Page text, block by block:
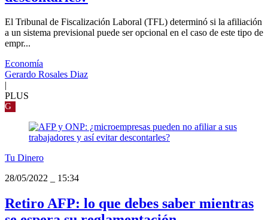
El Tribunal de Fiscalización Laboral (TFL) determinó si la afiliación
a un sistema previsional puede ser opcional en el caso de este tipo de
empr...
Economía
Gerardo Rosales Diaz
PLUS
G
Tu Dinero
28/05/2022
15:34
Retiro AFP: lo que debes saber mientras